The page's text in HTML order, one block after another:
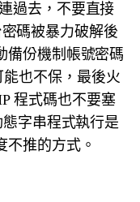
過去，不要直接
碼被暴力破解後
備份機制帳號密碼
能也不保，最後火
程式碼也不要塞
字串程式執行是
不推的方式。